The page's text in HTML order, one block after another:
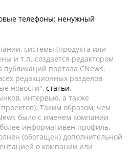
телефоны: ненужный
системы (продукта или
и т.п. создается редактором
публикаций портала CNews.
редакционных разделов
новости", статьи,
интервью, а также
Таким образом, чем
было с именем компании
информативен профиль.
(обогащен) дополнительной
о компании или